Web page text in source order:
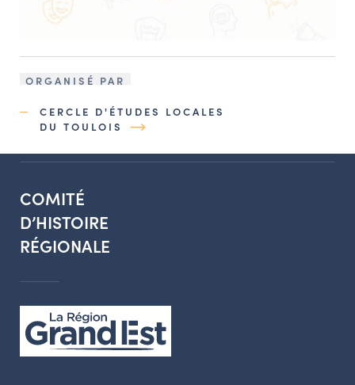
ORGANISÉ PAR
CERCLE D'ÉTUDES LOCALES
DU TOULOIS
COMITÉ
D’HISTOIRE
RÉGIONALE